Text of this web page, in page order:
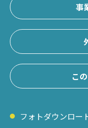
事
こ
フォトダウンロー